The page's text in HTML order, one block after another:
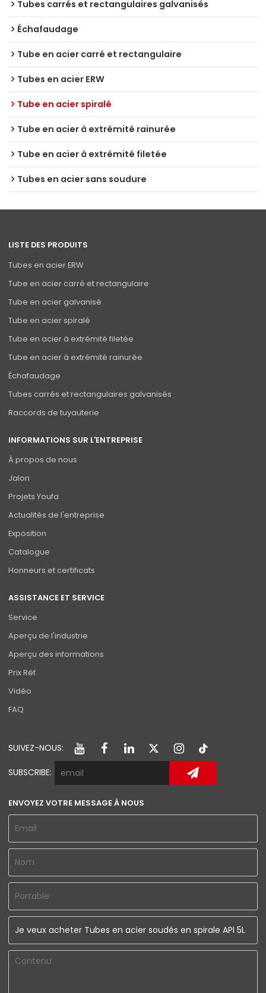
Tubes carrés et rectangulaires galvanisés
Échafaudage
Tube en acier carré et rectangulaire
Tubes en acier ERW
Tube en acier spiralé
Tube en acier à extrémité rainurée
Tube en acier à extrémité filetée
Tubes en acier sans soudure
LISTE DES PRODUITS
Tubes en acier ERW
Tube en acier carré et rectangulaire
Tube en acier galvanisé
Tube en acier spiralé
Tube en acier à extrémité filetée
Tube en acier à extrémité rainurée
Échafaudage
Tubes carrés et rectangulaires galvanisés
Raccords de tuyauterie
INFORMATIONS SUR L'ENTREPRISE
À propos de nous
Jalon
Projets Youfa
Actualités de l'entreprise
Exposition
Catalogue
Honneurs et certificats
ASSISTANCE ET SERVICE
Service
Aperçu de l'industrie
Aperçu des informations
Prix Réf.
Vidéo
FAQ
SUIVEZ-NOUS:
SUBSCRIBE:
ENVOYEZ VOTRE MESSAGE À NOUS